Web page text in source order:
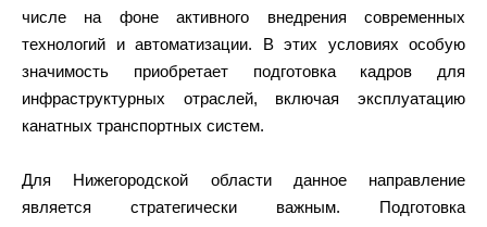
числе на фоне активного внедрения современных
технологий и автоматизации. В этих условиях особую
значимость приобретает подготовка кадров для
инфраструктурных отраслей, включая эксплуатацию
канатных транспортных систем.
Для Нижегородской области данное направление
является стратегически важным. Подготовка